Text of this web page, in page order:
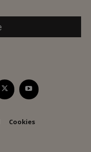
Cookies